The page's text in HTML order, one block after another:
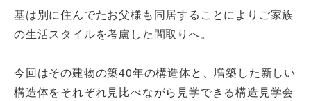
基は別に住んでたお父様も同居することによりご家族
の生活スタイルを考慮した間取りへ。
今回はその建物の築40年の構造体と、増築した新しい
構造体をそれぞれ見比べながら見学できる構造見学会